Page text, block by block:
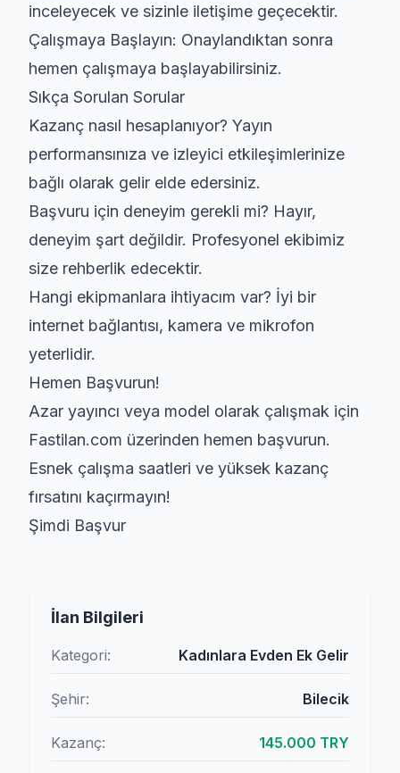
inceleyecek ve sizinle iletişime geçecektir.
Çalışmaya Başlayın: Onaylandıktan sonra
hemen çalışmaya başlayabilirsiniz.
Sıkça Sorulan Sorular
Kazanç nasıl hesaplanıyor? Yayın
performansınıza ve izleyici etkileşimlerinize
bağlı olarak gelir elde edersiniz.
Başvuru için deneyim gerekli mi? Hayır,
deneyim şart değildir. Profesyonel ekibimiz
size rehberlik edecektir.
Hangi ekipmanlara ihtiyacım var? İyi bir
internet bağlantısı, kamera ve mikrofon
yeterlidir.
Hemen Başvurun!
Azar yayıncı veya model olarak çalışmak için
Fastilan.com üzerinden hemen başvurun.
Esnek çalışma saatleri ve yüksek kazanç
fırsatını kaçırmayın!
Şimdi Başvur
İlan Bilgileri
Kategori: Kadınlara Evden Ek Gelir
Şehir: Bilecik
Kazanç: 145.000 TRY